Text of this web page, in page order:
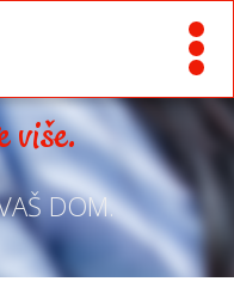
više.
DOM.